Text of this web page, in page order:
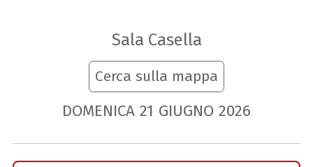
Sala Casella
Cerca sulla mappa
DOMENICA 21 GIUGNO 2026